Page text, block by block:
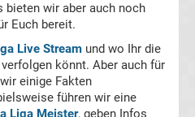
bieten wir aber auch noch
Euch bereit.
Live Stream und wo Ihr die
könnt. Aber auch für
einige Fakten
führen wir eine
Liga Meister, geben Infos